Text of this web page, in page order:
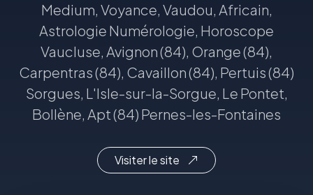
Medium, Voyance, Vaudou, Africain,
Astrologie Numérologie, Horoscope
Vaucluse, Avignon (84), Orange (84),
Carpentras (84), Cavaillon (84), Pertuis (84)
Sorgues, L'Isle-sur-la-Sorgue, Le Pontet,
Bollène, Apt (84) Pernes-les-Fontaines
Visiter le site